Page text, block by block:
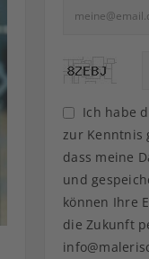
Ich habe
zur Kenntnis
dass meine
und
können Ihre
die Zukunft